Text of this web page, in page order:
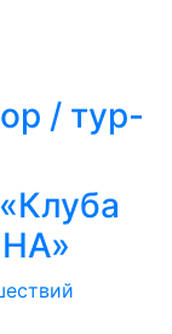
/ тур-